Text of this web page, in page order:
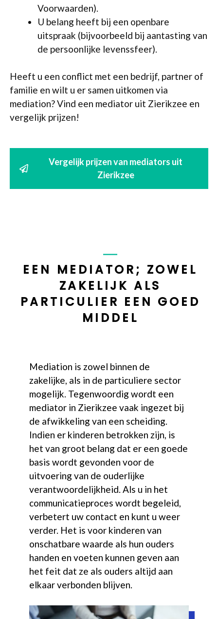
Voorwaarden).
U belang heeft bij een openbare
uitspraak (bijvoorbeeld bij aantasting van
de persoonlijke levenssfeer).
Heeft u een conflict met een bedrijf, partner of
familie en wilt u er samen uitkomen via
mediation? Vind een mediator uit Zierikzee en
vergelijk prijzen!
Vergelijk prijzen van mediators uit
Zierikzee
EEN MEDIATOR; ZOWEL
ZAKELIJK ALS
PARTICULIER EEN GOED
MIDDEL
Mediation is zowel binnen de
zakelijke, als in de particuliere sector
mogelijk. Tegenwoordig wordt een
mediator in Zierikzee vaak ingezet bij
de afwikkeling van een scheiding.
Indien er kinderen betrokken zijn, is
het van groot belang dat er een goede
basis wordt gevonden voor de
uitvoering van de ouderlijke
verantwoordelijkheid. Als u in het
communicatieproces wordt begeleid,
verbetert uw contact en kunt u weer
verder. Het is voor kinderen van
onschatbare waarde als hun ouders
handen en voeten kunnen geven aan
het feit dat ze als ouders altijd aan
elkaar verbonden blijven.